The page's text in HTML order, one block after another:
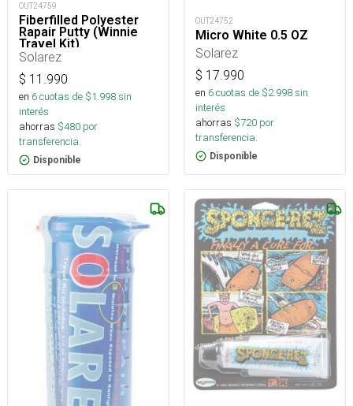
OUT24759
Fiberfilled Polyester
Rapair Putty (Winnie
Travel Kit)
Solarez
$ 11.990
en 6cuotas de $1.998sin
interés
ahorras $480 por
transferencia.
Disponible
OUT24752
Micro White 0.5 OZ
Solarez
$ 17.990
en 6cuotas de $2.998sin
interés
ahorras $720 por
transferencia.
Disponible